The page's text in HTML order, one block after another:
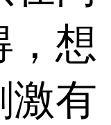
，想
激有